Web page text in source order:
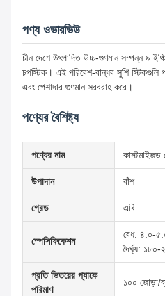
পণ্য ওভারভিউ
চীন দেশে উৎপাদিত উচ্চ-গুণমান সম্পন্ন ৯
চপস্টিক। এই পরিবেশ-বান্ধব সুশি স্টিকগুলি
এবং পেশাদার গুণমান সরবরাহ করে।
পণ্যের বৈশিষ্ট্য
পণ্যের নাম কাস্টমাইজড
উপাদান বাঁশ
গ্রেড এবি
স্পেসিফিকেশন
বেধ: ৪.০-
দৈর্ঘ্য: ১৮০-
প্রতি ভিতরের প্যাকে
পরিমাণ
১০০ জোড়া/